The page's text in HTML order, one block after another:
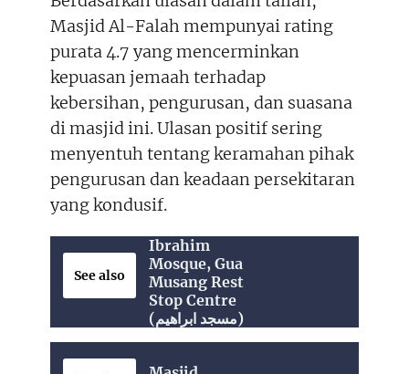
Masjid Al-Falah mempunyai rating
purata 4.7 yang mencerminkan
kepuasan jemaah terhadap
kebersihan, pengurusan, dan suasana
di masjid ini. Ulasan positif sering
menyentuh tentang keramahan pihak
pengurusan dan keadaan persekitaran
yang kondusif.
See also
Ibrahim
Mosque, Gua
Musang Rest
Stop Centre
(مسجد ابراهيم)